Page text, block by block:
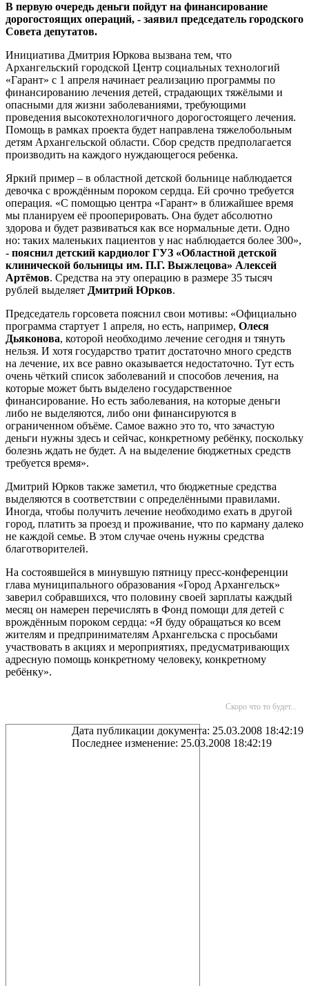
В первую очередь деньги пойдут на финансирование
дорогостоящих операций, - заявил председатель городского
Совета депутатов.
Инициатива Дмитрия Юркова вызвана тем, что
Архангельский городской Центр социальных технологий
«Гарант» с 1 апреля начинает реализацию программы по
финансированию лечения детей, страдающих тяжёлыми и
опасными для жизни заболеваниями, требующими
проведения высокотехнологичного дорогостоящего лечения.
Помощь в рамках проекта будет направлена тяжелобольным
детям Архангельской области. Сбор средств предполагается
производить на каждого нуждающегося ребенка.
Яркий пример – в областной детской больнице наблюдается
девочка с врождённым пороком сердца. Ей срочно требуется
операция. «С помощью центра «Гарант» в ближайшее время
мы планируем её прооперировать. Она будет абсолютно
здорова и будет развиваться как все нормальные дети. Одно
но: таких маленьких пациентов у нас наблюдается более 300»,
- пояснил детский кардиолог ГУЗ «Областной детской
клинической больницы им. П.Г. Выжлецова» Алексей
Артёмов. Средства на эту операцию в размере 35 тысяч
рублей выделяет Дмитрий Юрков.
Председатель горсовета пояснил свои мотивы: «Официально
программа стартует 1 апреля, но есть, например, Олеся
Дьяконова, которой необходимо лечение сегодня и тянуть
нельзя. И хотя государство тратит достаточно много средств
на лечение, их все равно оказывается недостаточно. Тут есть
очень чёткий список заболеваний и способов лечения, на
которые может быть выделено государственное
финансирование. Но есть заболевания, на которые деньги
либо не выделяются, либо они финансируются в
ограниченном объёме. Самое важно это то, что зачастую
деньги нужны здесь и сейчас, конкретному ребёнку, поскольку
болезнь ждать не будет. А на выделение бюджетных средств
требуется время».
Дмитрий Юрков также заметил, что бюджетные средства
выделяются в соответствии с определёнными правилами.
Иногда, чтобы получить лечение необходимо ехать в другой
город, платить за проезд и проживание, что по карману далеко
не каждой семье. В этом случае очень нужны средства
благотворителей.
На состоявшейся в минувшую пятницу пресс-конференции
глава муниципального образования «Город Архангельск»
заверил собравшихся, что половину своей зарплаты каждый
месяц он намерен перечислять в Фонд помощи для детей с
врождённым пороком сердца: «Я буду обращаться ко всем
жителям и предпринимателям Архангельска с просьбами
участвовать в акциях и мероприятиях, предусматривающих
адресную помощь конкретному человеку, конкретному
ребёнку».
Скоро что то будет...
Дата публикации документа: 25.03.2008 18:42:19
Последнее изменение: 25.03.2008 18:42:19